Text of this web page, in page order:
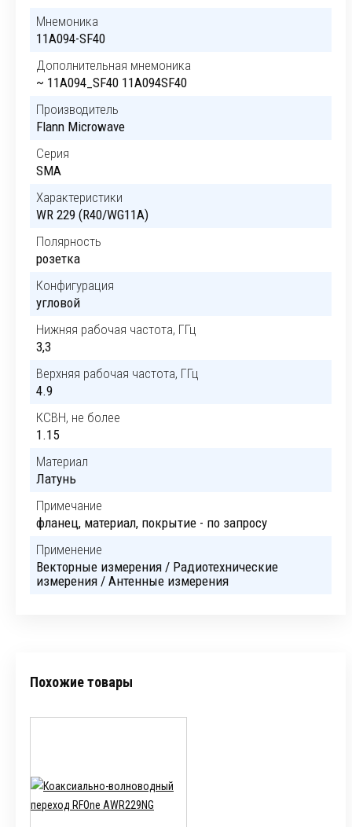
Мнемоника
11A094-SF40
Дополнительная мнемоника
~ 11A094_SF40 11A094SF40
Производитель
Flann Microwave
Серия
SMA
Характеристики
WR 229 (R40/WG11A)
Полярность
розетка
Конфигурация
угловой
Нижняя рабочая частота, ГГц
3,3
Верхняя рабочая частота, ГГц
4.9
КСВН, не более
1.15
Материал
Латунь
Примечание
фланец, материал, покрытие - по запросу
Применение
Векторные измерения / Радиотехнические
измерения / Антенные измерения
Похожие товары